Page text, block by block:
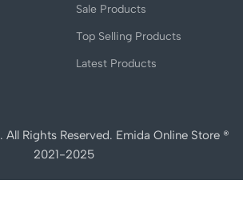
Sale Products
Top Selling Products
Latest Products
. All Rights Reserved. Emida Online Store ®
2021-2025